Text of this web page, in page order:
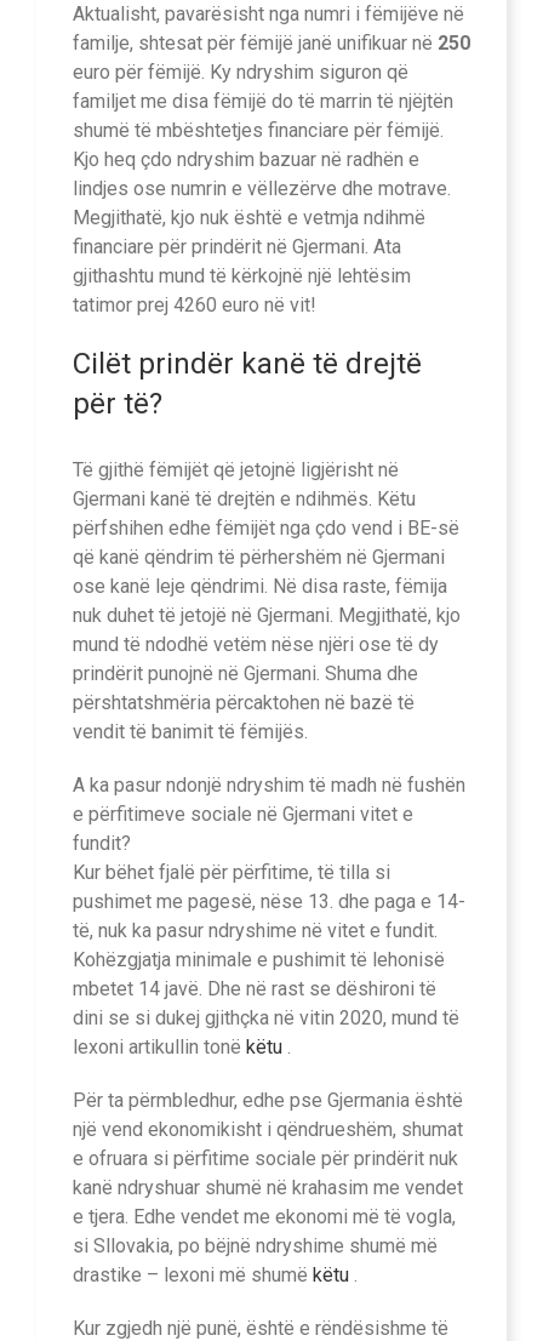
Aktualisht, pavarësisht nga numri i fëmijëve në
familje, shtesat për fëmijë janë unifikuar në 250
euro për fëmijë. Ky ndryshim siguron që
familjet me disa fëmijë do të marrin të njëjtën
shumë të mbështetjes financiare për fëmijë.
Kjo heq çdo ndryshim bazuar në radhën e
lindjes ose numrin e vëllezërve dhe motrave.
Megjithatë, kjo nuk është e vetmja ndihmë
financiare për prindërit në Gjermani. Ata
gjithashtu mund të kërkojnë një lehtësim
tatimor prej 4260 euro në vit!
Cilët prindër kanë të drejtë
për të?
Të gjithë fëmijët që jetojnë ligjërisht në
Gjermani kanë të drejtën e ndihmës. Këtu
përfshihen edhe fëmijët nga çdo vend i BE-së
që kanë qëndrim të përhershëm në Gjermani
ose kanë leje qëndrimi. Në disa raste, fëmija
nuk duhet të jetojë në Gjermani. Megjithatë, kjo
mund të ndodhë vetëm nëse njëri ose të dy
prindërit punojnë në Gjermani. Shuma dhe
përshtatshmëria përcaktohen në bazë të
vendit të banimit të fëmijës.
A ka pasur ndonjë ndryshim të madh në fushën
e përfitimeve sociale në Gjermani vitet e
fundit?
Kur bëhet fjalë për përfitime, të tilla si
pushimet me pagesë, nëse 13. dhe paga e 14-
të, nuk ka pasur ndryshime në vitet e fundit.
Kohëzgjatja minimale e pushimit të lehonisë
mbetet 14 javë. Dhe në rast se dëshironi të
dini se si dukej gjithçka në vitin 2020, mund të
lexoni artikullin tonë këtu .
Për ta përmbledhur, edhe pse Gjermania është
një vend ekonomikisht i qëndrueshëm, shumat
e ofruara si përfitime sociale për prindërit nuk
kanë ndryshuar shumë në krahasim me vendet
e tjera. Edhe vendet me ekonomi më të vogla,
si Sllovakia, po bëjnë ndryshime shumë më
drastike – lexoni më shumë këtu .
Kur zgjedh një punë, është e rëndësishme të